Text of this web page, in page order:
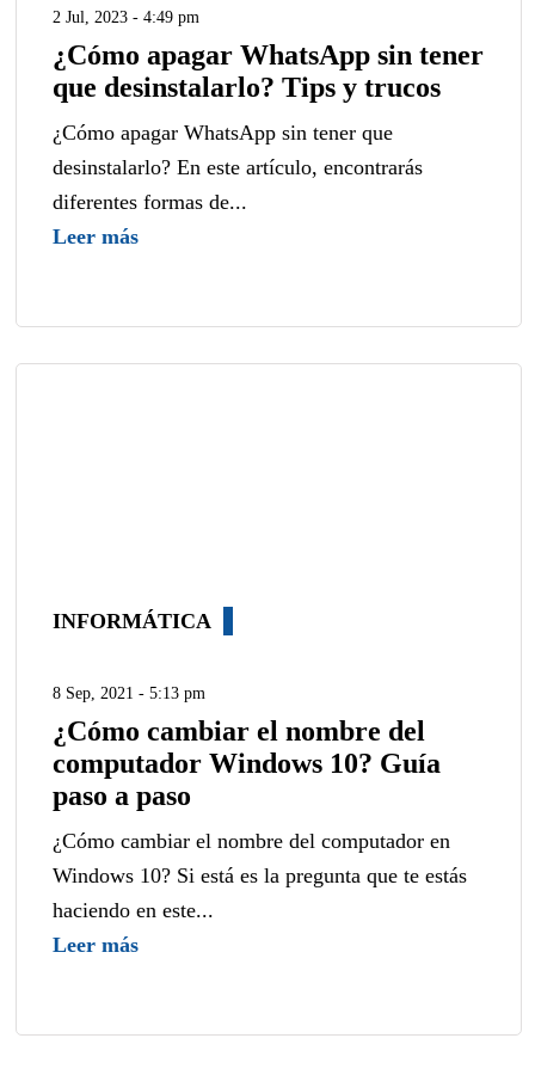
2 Jul, 2023 - 4:49 pm
¿Cómo apagar WhatsApp sin tener
que desinstalarlo? Tips y trucos
¿Cómo apagar WhatsApp sin tener que
desinstalarlo? En este artículo, encontrarás
diferentes formas de...
Leer más
INFORMÁTICA
8 Sep, 2021 - 5:13 pm
¿Cómo cambiar el nombre del
computador Windows 10? Guía
paso a paso
¿Cómo cambiar el nombre del computador en
Windows 10? Si está es la pregunta que te estás
haciendo en este...
Leer más